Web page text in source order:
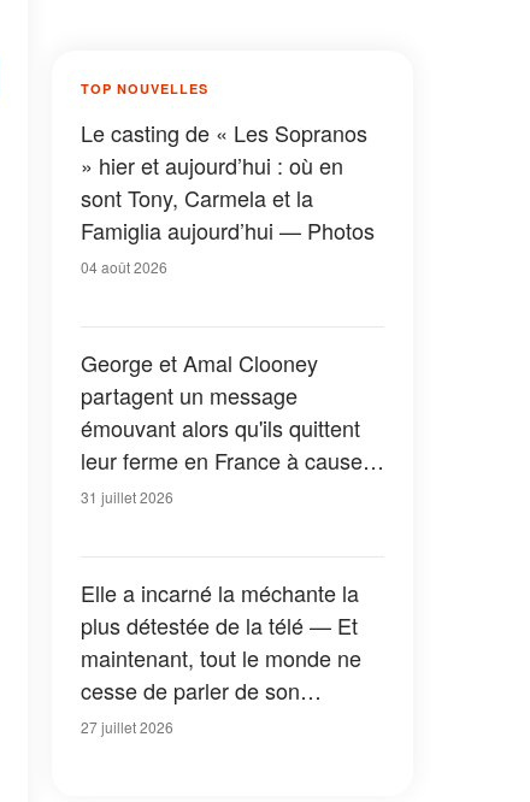
TOP NOUVELLES
Le casting de « Les Sopranos
» hier et aujourd’hui : où en
sont Tony, Carmela et la
Famiglia aujourd’hui — Photos
04 août 2026
George et Amal Clooney
partagent un message
émouvant alors qu'ils quittent
leur ferme en France à cause
des feux de forêt — Tous les
31 juillet 2026
Elle a incarné la méchante la
plus détestée de la télé — Et
maintenant, tout le monde ne
cesse de parler de son
apparition dans la nouvelle
27 juillet 2026